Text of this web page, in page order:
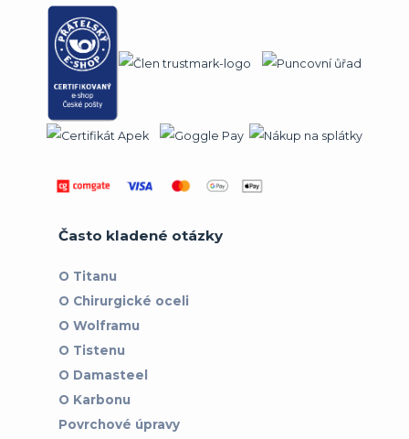
Často kladené otázky
O Titanu
O Chirurgické oceli
O Wolframu
O Tistenu
O Damasteel
O Karbonu
Povrchové úpravy